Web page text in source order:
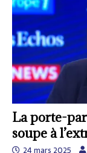
La porte-
soupe à